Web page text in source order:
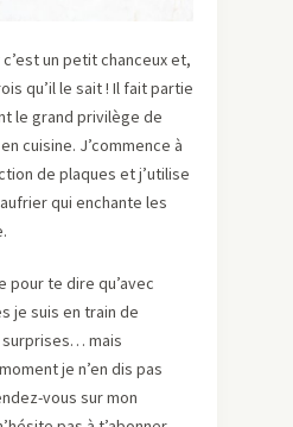
un petit chanceux et,
qu’il le sait ! Il fait partie
le grand privilège de
cuisine. J’commence à
de plaques et j’utilise
qui enchante les
pour te dire qu’avec
je suis en train de
mais
je n’en dis pas
vous sur mon